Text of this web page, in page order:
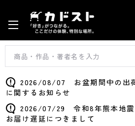
2026/08/07 お盆期間中の出
に関するお知らせ
2026/07/29 令和8年熊本地震
お届け遅延につきまして